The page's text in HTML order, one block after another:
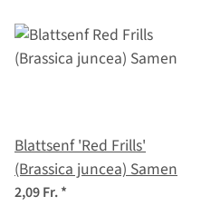
Blattsenf 'Red Frills'
(Brassica juncea) Samen
2,09 Fr.*